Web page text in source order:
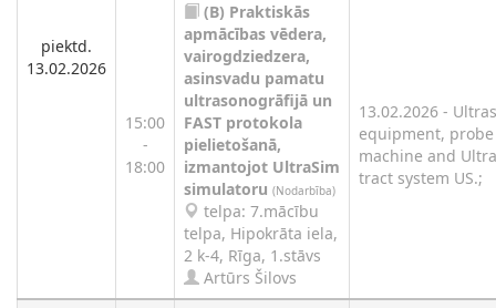
piektd.
13.02.2026
15:00
-
18:00
(B) Praktiskās
apmācības vēdera,
vairogdziedzera,
asinsvadu pamatu
ultrasonogrāfijā un
FAST protokola
pielietošanā,
izmantojot UltraSim
simulatoru (Nodarbība)
telpa: 7.mācību
telpa, Hipokrāta iela,
2 k-4, Rīga, 1.stāvs
Artūrs Šilovs
13.02.2026 -
equipment,
machine and
tract system US.;